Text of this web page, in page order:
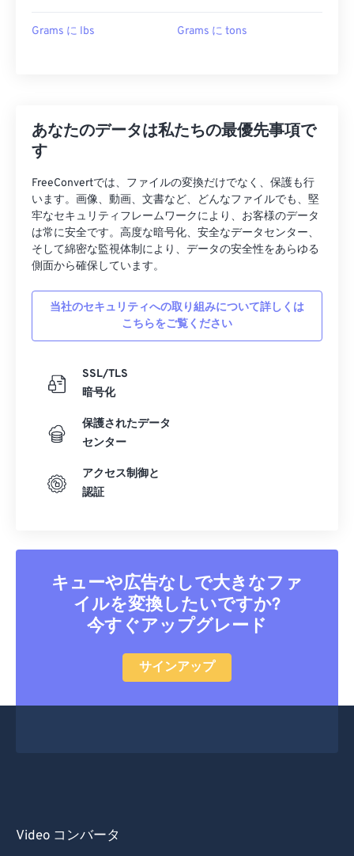
Grams に lbs Grams に tons
あなたのデータは私たちの最優先事項で
す
FreeConvertでは、ファイルの変換だけでなく、保護も行
います。画像、動画、文書など、どんなファイルでも、堅
牢なセキュリティフレームワークにより、お客様のデータ
は常に安全です。高度な暗号化、安全なデータセンター、
そして綿密な監視体制により、データの安全性をあらゆる
側面から確保しています。
当社のセキュリティへの取り組みについて詳しくは
こちらをご覧ください
SSL/TLS
暗号化
保護されたデータ
センター
アクセス制御と
認証
キューや広告なしで大きなファ
イルを変換したいですか?
今すぐアップグレード
サインアップ
Video コンバータ